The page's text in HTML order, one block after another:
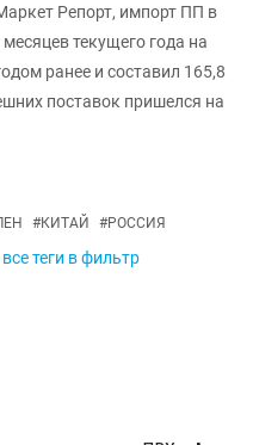
Репорт, импорт ПП в
текущего года на
ранее и составил 165,8
поставок пришелся на
#КИТАЙ #РОССИЯ
теги в фильтр